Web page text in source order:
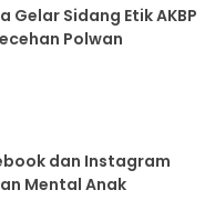
Gelar Sidang Etik AKBP
Polwan
dan Instagram
Mental Anak